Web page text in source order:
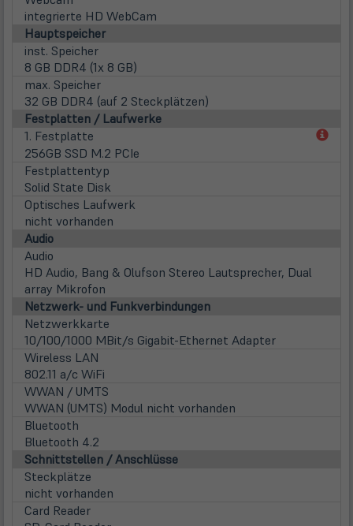
integrierte HD WebCam
Hauptspeicher
inst. Speicher
8 GB DDR4 (1x 8 GB)
max. Speicher
32 GB DDR4 (auf 2 Steckplätzen)
Festplatten / Laufwerke
1. Festplatte
256GB SSD M.2 PCIe
Festplattentyp
Solid State Disk
Optisches Laufwerk
nicht vorhanden
Audio
Audio
HD Audio, Bang & Olufson Stereo Lautsprecher, Dual
array Mikrofon
Netzwerk- und Funkverbindungen
Netzwerkkarte
10/100/1000 MBit/s Gigabit-Ethernet Adapter
Wireless LAN
802.11 a/c WiFi
WWAN / UMTS
WWAN (UMTS) Modul nicht vorhanden
Bluetooth
Bluetooth 4.2
Schnittstellen / Anschlüsse
Steckplätze
nicht vorhanden
Card Reader